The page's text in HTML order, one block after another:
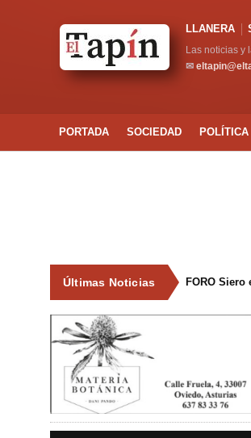
LLANERA
Las noticias y
✉
PORTADA SOCIEDAD POLÍTICA
Últimas Noticias FORO